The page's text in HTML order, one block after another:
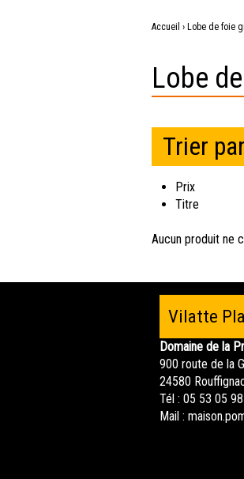
Vous
êtes
ici
Accueil › Lobe de foie
Lobe
Trier par
Prix
Titre
Aucun produit ne
Vilatte
Domaine de la
900 route de la
24580
Tél : 05 53 05
Mail :